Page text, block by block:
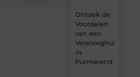
Ontdek de
Voordelen
van een
Verpleeghuis
in
Purmerend